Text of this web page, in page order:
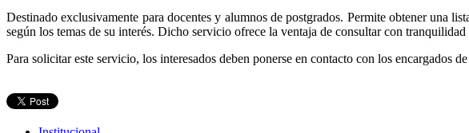
Destinado exclusivamente para docentes y alumnos de postgrados. Permite obtener una
según los temas de su interés. Dicho servicio ofrece la ventaja de consultar con
Para solicitar este servicio, los interesados deben ponerse en contacto con los encargados